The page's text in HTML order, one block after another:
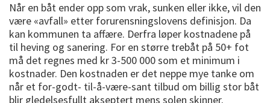
Når en båt ender opp som vrak, sunken eller ikke, vil den
være «avfall» etter forurensningslovens definisjon. Da
kan kommunen ta affære. Derfra løper kostnadene på
til heving og sanering. For en større trebåt på 50+ fot
må det regnes med kr 3-500 000 som et minimum i
kostnader. Den kostnaden er det neppe mye tanke om
når et for-godt- til-å-være-sant tilbud om billig stor båt
blir gledelsesfullt akseptert mens solen skinner.